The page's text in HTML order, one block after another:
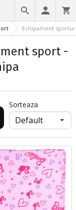
Echipament
sport -
Sorteaza